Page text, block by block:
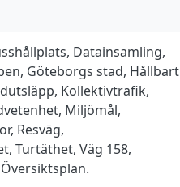
Datainsamling,
Göteborgs stad, Hållbart
Kollektivtrafik,
Miljömål,
Resväg,
Turtäthet, Väg 158,